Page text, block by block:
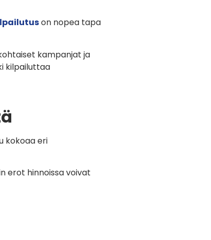
on nopea tapa
kampanjat ja
kilpailuttaa
kokoaa eri
erot hinnoissa voivat